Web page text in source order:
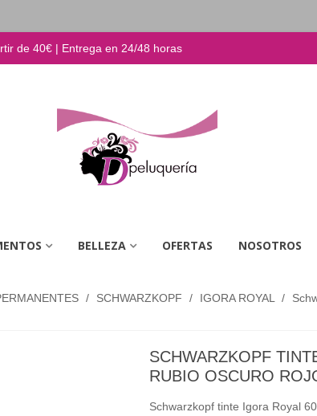
de 40€ | Entrega en 24/48 horas
BELLEZA OFERTAS NOSOTROS
/ SCHWARZKOPF / IGORA ROYAL /
SCHWARZKOPF
RUBIO OSCURO
Schwarzkopf tinte Igora Royal